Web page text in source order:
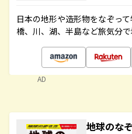
日本の地形や造形物をなぞっ
橋、川、湖、半島など旅気分
AD
地球のな